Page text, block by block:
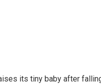
its tiny baby after